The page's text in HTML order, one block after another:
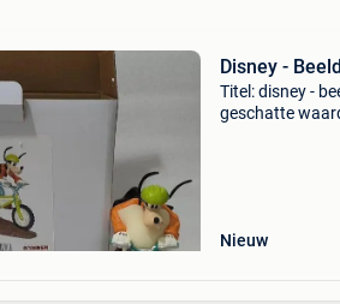
Disney -
Titel: disney -
geschatte
Nieuw